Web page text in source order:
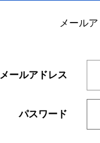
メール
メールアドレス
パスワード